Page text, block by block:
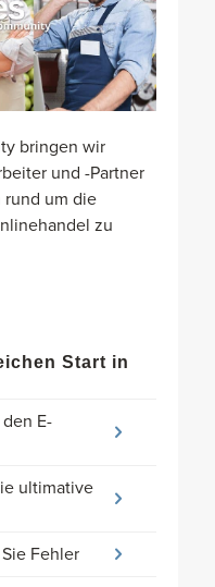
bringen wir
und -Partner
rund um die
zu
Start in
E-
ultimative
Fehler